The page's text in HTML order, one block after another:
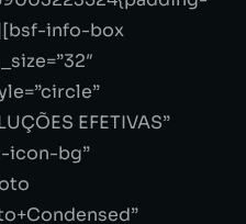
info-box
EFETIVAS”
icon-bg”